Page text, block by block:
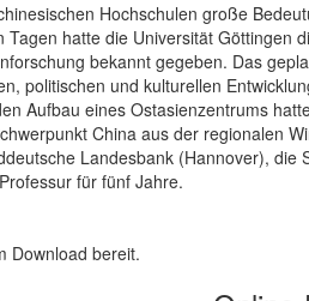
Hochschulen große
hatte die Universität Göttingen
bekannt gegeben. Das
politischen und kulturellen
Aufbau eines Ostasienzentrums
China aus der regionalen
Landesbank (Hannover), die
für fünf Jahre.
Download bereit.